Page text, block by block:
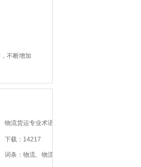
不断增加
物流货运专业术语
下载：14217
词条：物流、物流活动、物流作业